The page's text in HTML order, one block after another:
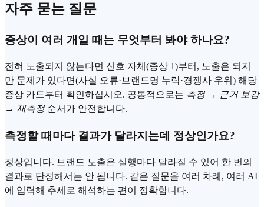
자주 묻는 질문
증상이 여러 개일 때는 무엇부터 봐야 하나요?
전혀 노출되지 않는다면 신호 자체(증상 1)부터, 노출은 되지
만 문제가 있다면(사실 오류·브랜드명 누락·경쟁사 우위) 해당
증상 카드부터 확인하십시오. 공통적으로는 측정 → 근거 보강
→ 재측정순서가 안전합니다.
측정할 때마다 결과가 달라지는데 정상인가요?
정상입니다. 브랜드 노출은 실행마다 달라질 수 있어 한 번의
결과로 단정해서는 안 됩니다. 같은 질문을 여러 차례, 여러 AI
에 입력해 추세로 해석하는 편이 정확합니다.